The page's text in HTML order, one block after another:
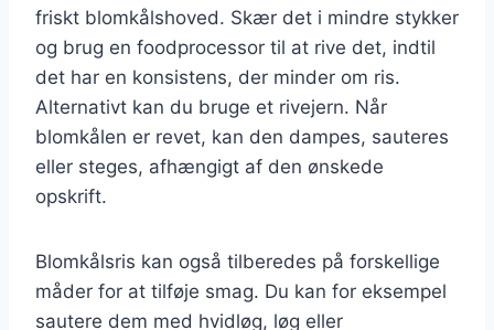
friskt blomkålshoved. Skær det i mindre stykker
og brug en foodprocessor til at rive det, indtil
det har en konsistens, der minder om ris.
Alternativt kan du bruge et rivejern. Når
blomkålen er revet, kan den dampes, sauteres
eller steges, afhængigt af den ønskede
opskrift.
Blomkålsris kan også tilberedes på forskellige
måder for at tilføje smag. Du kan for eksempel
sautere dem med hvidløg, løg eller